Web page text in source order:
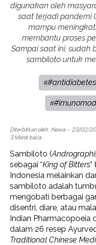
digunakan oleh
saat terjadi pandemi
mampu
membantu proses
Sampai saat ini, sudah
sambiloto untuk
##antidiabetes
#
Diterbitkan oleh : Newa- 23/02/
3 Menit baca.
Sambiloto (
sebagai “King of Bitters”
Indonesia melainkan
sambiloto adalah
mengobati berbagai
disentri, diare, atau
Indian Pharmacopoeia
dalam 26 resep
Traditional Chinese